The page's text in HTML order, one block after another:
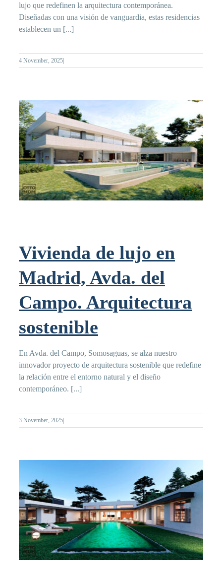
lujo que redefinen la arquitectura contemporánea.
Diseñadas con una visión de vanguardia, estas residencias
establecen un [...]
4 November, 2025|
Vivienda de lujo en
Madrid, Avda. del
Campo. Arquitectura
sostenible
En Avda. del Campo, Somosaguas, se alza nuestro
innovador proyecto de arquitectura sostenible que redefine
la relación entre el entorno natural y el diseño
contemporáneo. [...]
3 November, 2025